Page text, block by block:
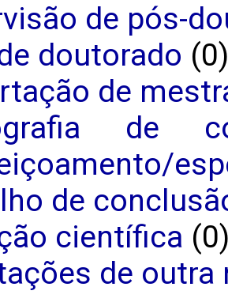
de pós-
doutorado (0)
de
de
de
científica
de outra